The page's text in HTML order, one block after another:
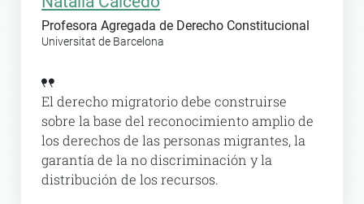
Profesora Agregada de Derecho Constitucional
Universitat de Barcelona
El derecho migratorio debe construirse
sobre la base del reconocimiento amplio de
los derechos de las personas migrantes, la
garantía de la no discriminación y la
distribución de los recursos.